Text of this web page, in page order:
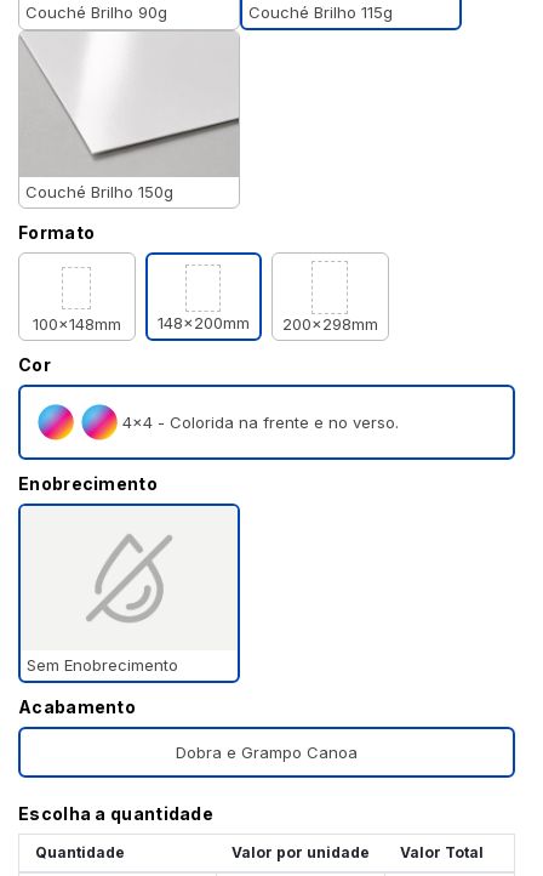
Couché Brilho 90g Couché Brilho 115g
Couché Brilho 150g
Formato
100x148mm 148x200mm 200x298mm
Cor
4×4 - Colorida na frente e no verso.
Enobrecimento
Sem Enobrecimento
Acabamento
Dobra e Grampo Canoa
Escolha a quantidade
Quantidade Valor por unidade Valor Total